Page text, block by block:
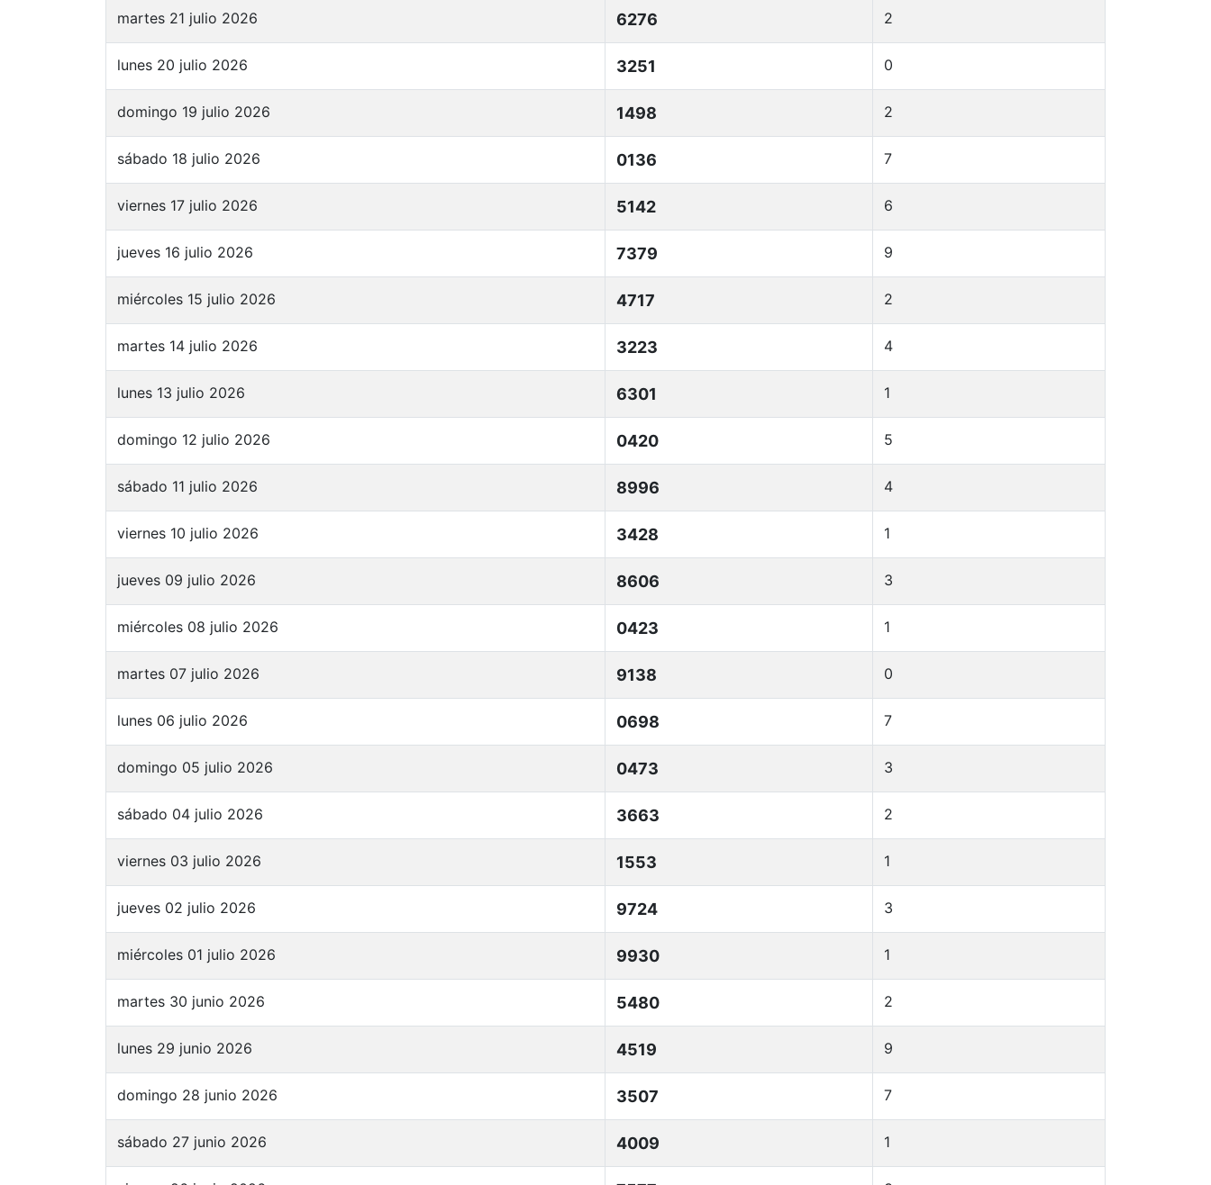
martes 21 julio 2026 6276 2
lunes 20 julio 2026 3251 0
domingo 19 julio 2026 1498 2
sábado 18 julio 2026 0136 7
viernes 17 julio 2026 5142 6
jueves 16 julio 2026 7379 9
miércoles 15 julio 2026 4717 2
martes 14 julio 2026 3223 4
lunes 13 julio 2026 6301 1
domingo 12 julio 2026 0420 5
sábado 11 julio 2026 8996 4
viernes 10 julio 2026 3428 1
jueves 09 julio 2026 8606 3
miércoles 08 julio 2026 0423 1
martes 07 julio 2026 9138 0
lunes 06 julio 2026 0698 7
domingo 05 julio 2026 0473 3
sábado 04 julio 2026 3663 2
viernes 03 julio 2026 1553 1
jueves 02 julio 2026 9724 3
miércoles 01 julio 2026 9930 1
martes 30 junio 2026 5480 2
lunes 29 junio 2026 4519 9
domingo 28 junio 2026 3507 7
sábado 27 junio 2026 4009 1